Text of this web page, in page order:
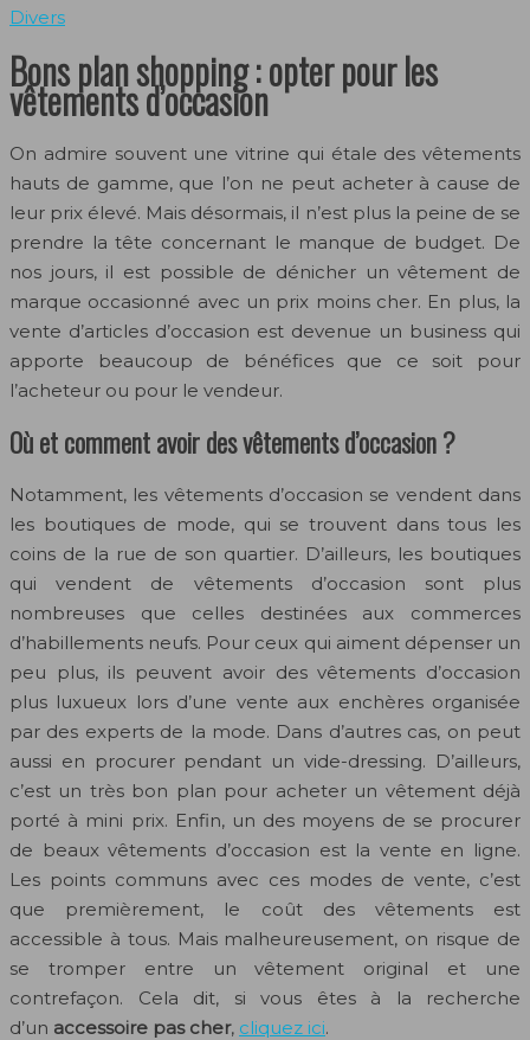
Divers
Bons plan shopping : opter pour les
vêtements d’occasion
On admire souvent une vitrine qui étale des vêtements
hauts de gamme, que l’on ne peut acheter à cause de
leur prix élevé. Mais désormais, il n’est plus la peine de se
prendre la tête concernant le manque de budget. De
nos jours, il est possible de dénicher un vêtement de
marque occasionné avec un prix moins cher. En plus, la
vente d’articles d’occasion est devenue un business qui
apporte beaucoup de bénéfices que ce soit pour
l’acheteur ou pour le vendeur.
Où et comment avoir des vêtements d’occasion ?
Notamment, les vêtements d’occasion se vendent dans
les boutiques de mode, qui se trouvent dans tous les
coins de la rue de son quartier. D’ailleurs, les boutiques
qui vendent de vêtements d’occasion sont plus
nombreuses que celles destinées aux commerces
d’habillements neufs. Pour ceux qui aiment dépenser un
peu plus, ils peuvent avoir des vêtements d’occasion
plus luxueux lors d’une vente aux enchères organisée
par des experts de la mode. Dans d’autres cas, on peut
aussi en procurer pendant un vide-dressing. D’ailleurs,
c’est un très bon plan pour acheter un vêtement déjà
porté à mini prix. Enfin, un des moyens de se procurer
de beaux vêtements d’occasion est la vente en ligne.
Les points communs avec ces modes de vente, c’est
que premièrement, le coût des vêtements est
accessible à tous. Mais malheureusement, on risque de
se tromper entre un vêtement original et une
contrefaçon. Cela dit, si vous êtes à la recherche
d’un accessoire pas cher, cliquez ici.